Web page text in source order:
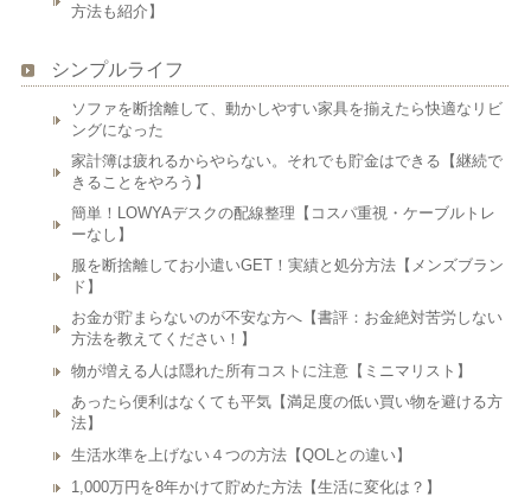
方法も紹介】
シンプルライフ
ソファを断捨離して、動かしやすい家具を揃えたら快適なリビ
ングになった
家計簿は疲れるからやらない。それでも貯金はできる【継続で
きることをやろう】
簡単！LOWYAデスクの配線整理【コスパ重視・ケーブルトレ
ーなし】
服を断捨離してお小遣いGET！実績と処分方法【メンズブラン
ド】
お金が貯まらないのが不安な方へ【書評：お金絶対苦労しない
方法を教えてください！】
物が増える人は隠れた所有コストに注意【ミニマリスト】
あったら便利はなくても平気【満足度の低い買い物を避ける方
法】
生活水準を上げない４つの方法【QOLとの違い】
1,000万円を8年かけて貯めた方法【生活に変化は？】